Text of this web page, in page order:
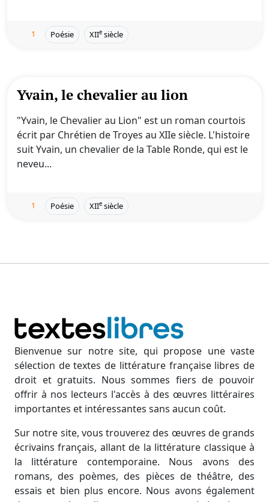
1 Poésie XIIe siècle
Yvain, le chevalier au lion
"Yvain, le Chevalier au Lion" est un roman courtois
écrit par Chrétien de Troyes au XIIe siècle. L'histoire
suit Yvain, un chevalier de la Table Ronde, qui est le
neveu...
1 Poésie XIIe siècle
Bienvenue sur notre site, qui propose une vaste
sélection de textes de littérature française libres de
droit et gratuits. Nous sommes fiers de pouvoir
offrir à nos lecteurs l'accès à des œuvres littéraires
importantes et intéressantes sans aucun coût.
Sur notre site, vous trouverez des œuvres de grands
écrivains français, allant de la littérature classique à
la littérature contemporaine. Nous avons des
romans, des poèmes, des pièces de théâtre, des
essais et bien plus encore. Nous avons également